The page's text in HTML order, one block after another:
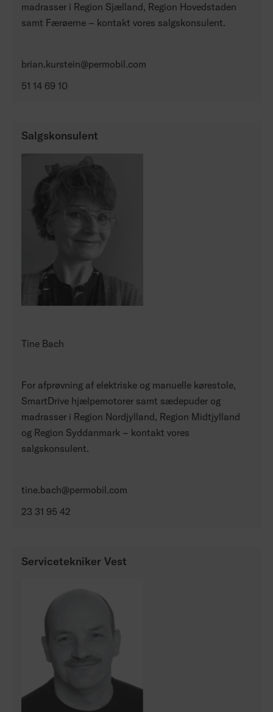
madrasser i Region Sjælland, Region Hovedstaden
samt Færøerne – kontakt vores salgskonsulent.
brian.kurstein@permobil.com
51 14 69 10
Salgskonsulent
Tine Bach
For afprøvning af elektriske og manuelle kørestole,
SmartDrive hjælpemotorer samt sædepuder og
madrasser i Region Nordjylland, Region Midtjylland
og Region Syddanmark – kontakt vores
salgskonsulent.
tine.bach@permobil.com
23 31 95 42
Servicetekniker Vest